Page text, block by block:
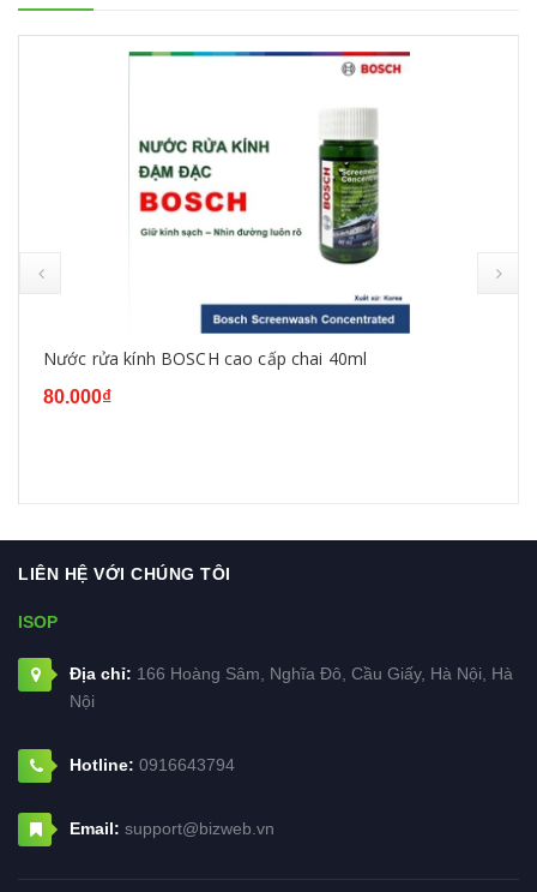
Nước rửa kính BOSCH cao cấp chai 40ml
80.000₫
LIÊN HỆ VỚI CHÚNG TÔI
ISOP
Địa chỉ: 166 Hoàng Sâm, Nghĩa Đô, Cầu Giấy, Hà Nội, Hà
Nội
Hotline: 0916643794
Email: support@bizweb.vn